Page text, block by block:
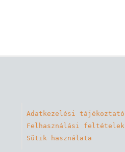
Adatkezelési tájékoztató
Felhasználási feltételek
Sütik használata